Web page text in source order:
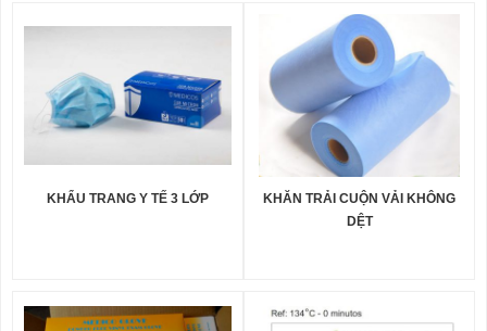
KHẨU TRANG Y TẾ 3 LỚP
KHĂN TRẢI CUỘN VẢI KHÔNG
DỆT